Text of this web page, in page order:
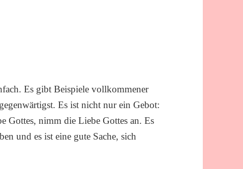
Es gibt Beispiele vollkommener
Es ist nicht nur ein Gebot:
Gottes, nimm die Liebe Gottes an. Es
und es ist eine gute Sache, sich